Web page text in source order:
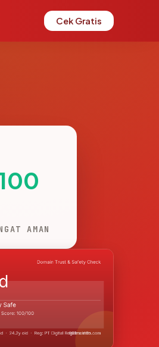
Cek Gratis
AMAN